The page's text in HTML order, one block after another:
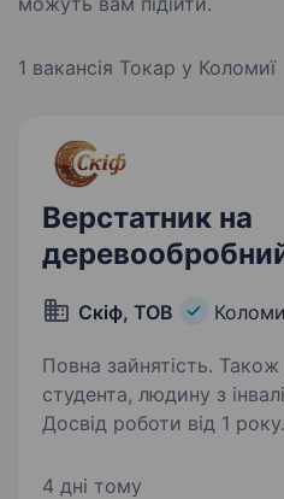
1 вакансія Токар у Коломиї
Верстатник на
Скіф, ТОВ
Повна зайнятість. Також
студента, людину з
Досвід роботи від 1 року. Привіт! Ми —
на виробництві якісних
4 дні тому